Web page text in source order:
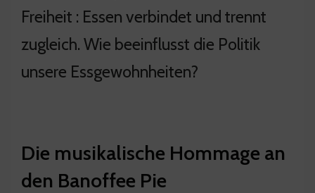
Freiheit : Essen verbindet und trennt
zugleich. Wie beeinflusst die Politik
unsere Essgewohnheiten?
Die musikalische Hommage an
den Banoffee Pie